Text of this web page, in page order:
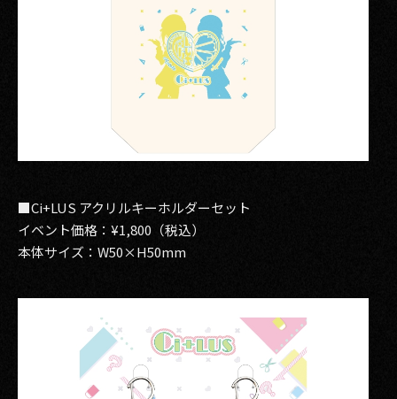
■Ci+LUS アクリルキーホルダーセット
イベント価格：¥1,800（税込）
本体サイズ：W50×H50mm